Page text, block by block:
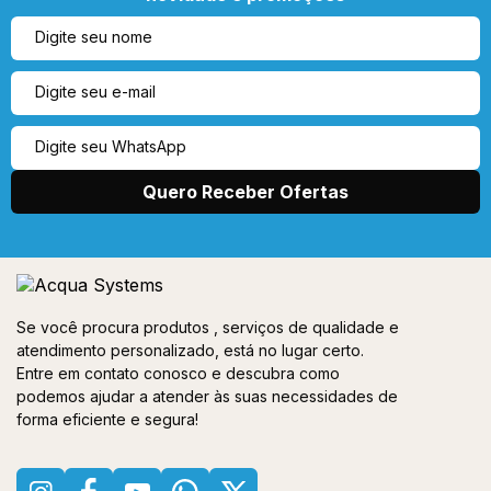
Se você procura produtos , serviços de qualidade e
atendimento personalizado, está no lugar certo.
Entre em contato conosco e descubra como
podemos ajudar a atender às suas necessidades de
forma eficiente e segura!